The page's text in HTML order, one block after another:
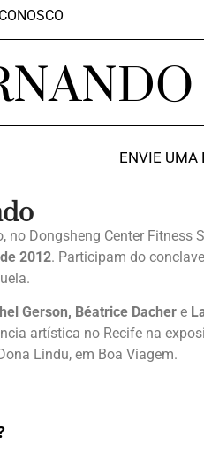
ENVIE UMA
no Dongsheng Center Fitness
2012. Participam do
Gerson, Béatrice Dacher e
artística no Recife na
Lindu, em Boa Viagem.